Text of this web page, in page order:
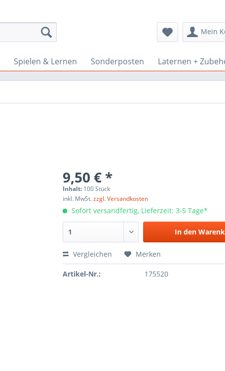
Mein
Spielen & Lernen Sonderposten Laternen +
9,50 € *
Inhalt: 100 Stück
inkl. MwSt.zzgl. Versandkosten
Sofort versandfertig, Lieferzeit: 3-5 Tage*
In den
Vergleichen Merken
Artikel-Nr.: 175520